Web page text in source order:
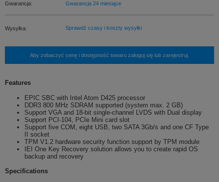
Gwarancja:
Gwarancja 24 miesiące
Wysyłka: Sprawdź czasy i koszty wysyłki
Aby zobaczyć cenę i dostępność towaru zaloguj się lub zarejestruj.
Features
EPIC SBC with Intel Atom D425 processor
DDR3 800 MHz SDRAM supported (system max. 2 GB)
Support VGA and 18-bit single-channel LVDS with Dual display
Support PCI-104, PCIe Mini card slot
Support five COM, eight USB, two SATA 3Gb/s and one CF Type
II socket
TPM V1.2 hardware security function support by TPM module
IEI One Key Recovery solution allows you to create rapid OS
backup and recovery
Specifications